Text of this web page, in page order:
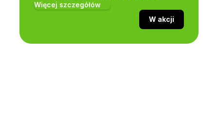
Więcej szczegółów
W akcji